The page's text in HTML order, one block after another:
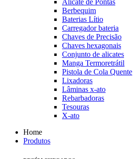
Berbequim
Baterias Lítio
Carregador bateria
Chaves de Precisão
Chaves hexagonais
Conjunto de alicates
Manga Termoretrátil
Pistola de Cola Quente
Lixadoras
Lâminas x-ato
Rebarbadoras
Tesouras
X-ato
Home
Produtos